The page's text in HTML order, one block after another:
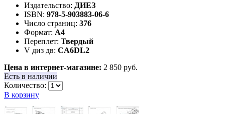
Издательство: ДИЕЗ
ISBN: 978-5-903883-06-6
Число страниц: 376
Формат: А4
Переплет: Твердый
V диз дв: CA6DL2
Цена в интернет-магазине: 2 850 руб.
Есть в наличии
Количество:
В корзину